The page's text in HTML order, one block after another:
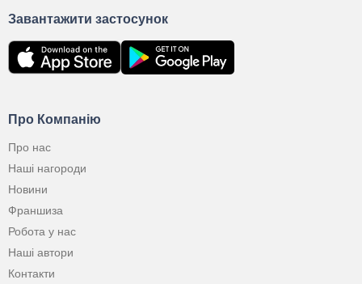
Про Компанію
Про нас
Наші нагороди
Новини
Франшиза
Робота у нас
Наші автори
Контакти
Завантажити застосунок